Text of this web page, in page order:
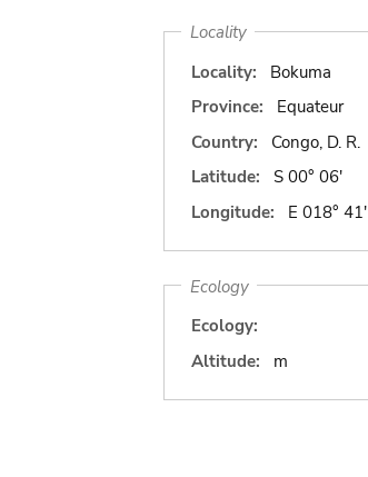
Locality
Locality:
Bokuma
Province:
Equateur
Country:
Congo, D. R.
Latitude:
S 00° 06'
Longitude:
E 018° 41'
Ecology
Ecology:
Altitude:
m